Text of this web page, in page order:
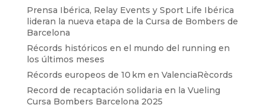
Prensa Ibérica, Relay Events y Sport Life Ibérica
lideran la nueva etapa de la Cursa de Bombers de
Barcelona
Récords históricos en el mundo del running en
los últimos meses
Récords europeos de 10 km en ValenciaRècords
Record de recaptación solidaria en la Vueling
Cursa Bombers Barcelona 2025